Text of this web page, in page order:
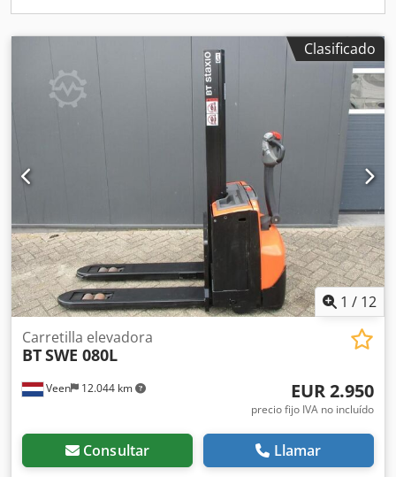
Clasificado
1 / 12
Veen 12.044 km
Carretilla elevadora
BTSWE 080L
EUR 2.950
precio fijo IVA no incluído
Consultar Llamar